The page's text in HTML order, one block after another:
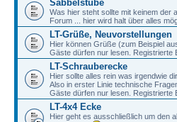
Sabbelstube
Was hier steht sollte mit keinem der
Forum ... hier wird halt über alles
LT-Grüße, Neuvorstellungen
Hier können Grüße (zum Beispiel
Gäste dürfen nur lesen. Registrierte
LT-Schrauberecke
Hier sollte alles rein was irgendwie
Also in erster Linie technische
Gäste dürfen nur lesen. Registrierte
LT-4x4 Ecke
Hier geht es ausschließlich um den